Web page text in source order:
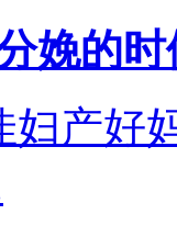
娩的
妇产好